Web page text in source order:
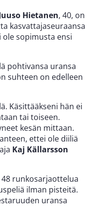
Hietanen, 40, on
kasvattajaseuraansa
ole sopimusta ensi
pohtivansa uransa
suhteen on edelleen
Käsittääkseni hän ei
tai toiseen.
kesän mittaan.
ettei ole diiliä
Kaj Källarsson
runkosarjaottelua
ilman pisteitä.
uransa